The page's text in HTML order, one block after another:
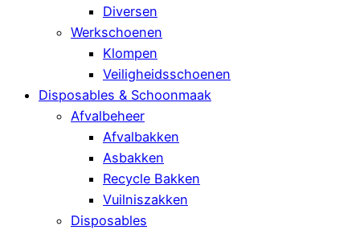
Diversen
Werkschoenen
Klompen
Veiligheidsschoenen
Disposables & Schoonmaak
Afvalbeheer
Afvalbakken
Asbakken
Recycle Bakken
Vuilniszakken
Disposables